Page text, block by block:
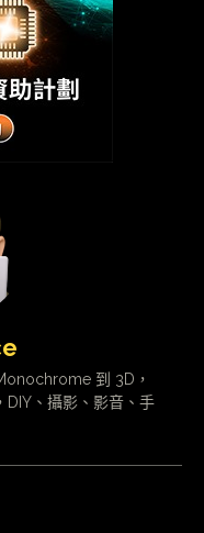
到 3D，
、攝影、影音、手